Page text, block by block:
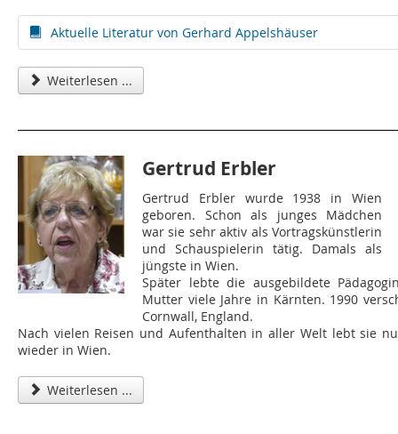
Aktuelle Literatur von Gerhard Appelshäuser
Weiterlesen ...
Gertrud Erbler
Gertrud Erbler wurde 1938 in Wien
geboren. Schon als junges Mädchen
war sie sehr aktiv als Vortragskünstlerin
und Schauspielerin tätig. Damals als
jüngste in Wien.
Später lebte die ausgebildete
Mutter viele Jahre in Kärnten. 1990
Cornwall, England.
Nach vielen Reisen und Aufenthalten in aller Welt lebt sie
wieder in Wien.
Weiterlesen ...